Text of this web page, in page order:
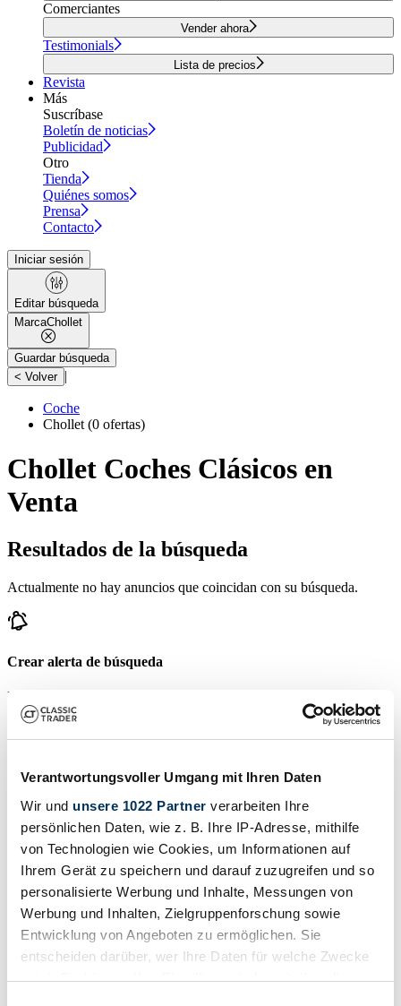
Verantwortungsvoller Umgang mit Ihren Daten
Wir und unsere 1022 Partner verarbeiten Ihre
persönlichen Daten, wie z. B. Ihre IP-Adresse, mithilfe
von Technologien wie Cookies, um Informationen auf
Ihrem Gerät zu speichern und darauf zuzugreifen und so
personalisierte Werbung und Inhalte, Messungen von
Werbung und Inhalten, Zielgruppenforschung sowie
Entwicklung von Angeboten zu ermöglichen. Sie
entscheiden darüber, wer Ihre Daten für welche Zwecke
nutzt. Sie können Ihre Einwilligung jederzeit über die
Comerciantes
Vender ahora
Testimonials
Lista de precios
Revista
Más
Suscríbase
Boletín de noticias
Publicidad
Otro
Tienda
Quiénes somos
Prensa
Contacto
Iniciar sesión
Editar búsqueda
MarcaChollet
Guardar búsqueda
< Volver |
Coche
Chollet (0 ofertas)
Chollet Coches Clásicos en
Venta
Resultados de la búsqueda
Actualmente no hay anuncios que coincidan con su búsqueda.
Crear alerta de búsqueda
Reciba una notificación tan pronto como se publique un anuncio
que coincida con sus filtros de búsqueda.
Crear anuncio
¿Tiene usted un Chollet que desea vender? Entonces cree un
anuncio ahora.
Crear anuncio
Subastas que terminan pronto
Ver todas las subastas